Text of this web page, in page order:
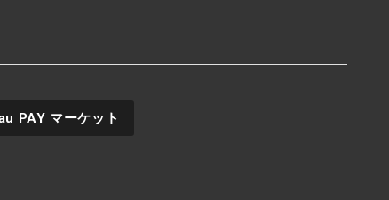
PAY マーケット